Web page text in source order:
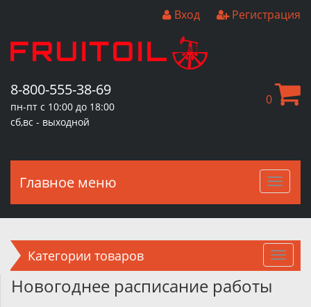
Вход Регистрация
8-800-555-38-69
пн-пт с 10:00 до 18:00
сб,вс - выходной
0
Главное меню
Категории товаров
Новогоднее расписание работы